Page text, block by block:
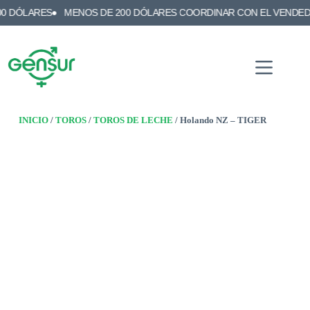
MENOS DE 200 DÓLARES COORDINAR CON EL VENDEDOR
INICIO/ TOROS/ TOROS DE LECHE / Holando NZ – TIGER